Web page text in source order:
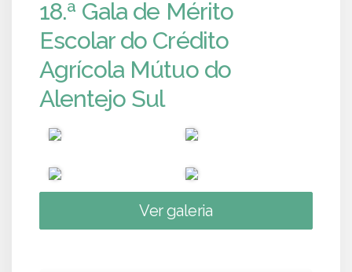
18.ª Gala de Mérito
Escolar do Crédito
Agrícola Mútuo do
Alentejo Sul
Ver galeria